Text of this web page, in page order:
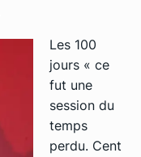
Les 100
jours « ce
fut une
session du
temps
perdu. Cent